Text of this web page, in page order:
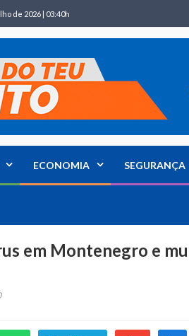
de 2026 | 03:40h
ECONOMIA SEGURANÇA
em Montenegro e